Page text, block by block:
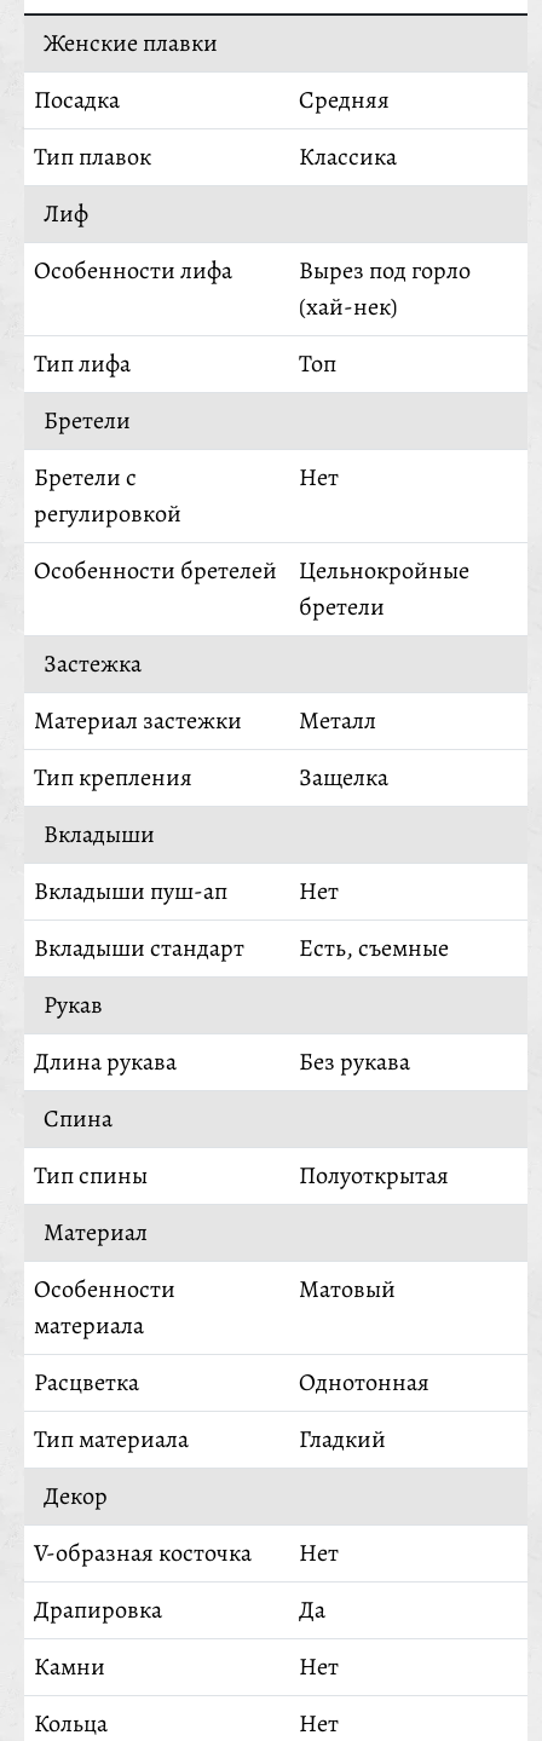
Женские плавки
Посадка
Средняя
Тип плавок
Классика
Лиф
Особенности лифа
Вырез под горло
(хай-нек)
Тип лифа
Топ
Бретели
Бретели с
регулировкой
Нет
Особенности бретелей
Цельнокройные
бретели
Застежка
Материал застежки
Металл
Тип крепления
Защелка
Вкладыши
Вкладыши пуш-ап
Нет
Вкладыши стандарт
Есть, съемные
Рукав
Длина рукава
Без рукава
Спина
Тип спины
Полуоткрытая
Материал
Особенности
материала
Матовый
Расцветка
Однотонная
Тип материала
Гладкий
Декор
V-образная косточка
Нет
Драпировка
Да
Камни
Нет
Кольца
Нет